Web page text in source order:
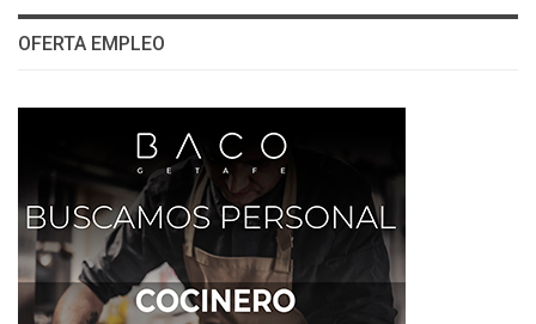
OFERTA EMPLEO